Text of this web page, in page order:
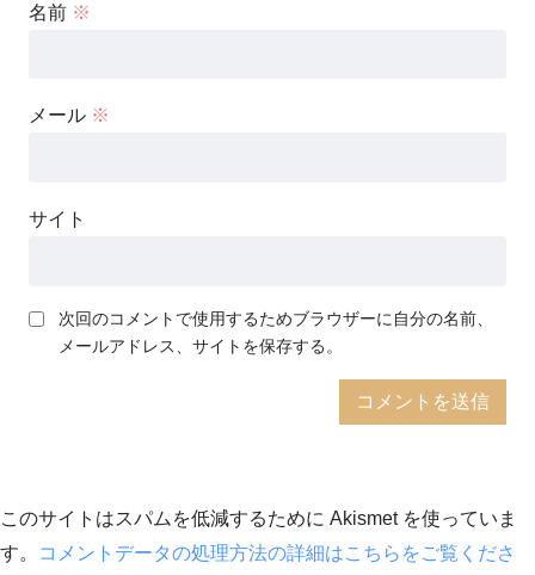
名前 ※
メール ※
サイト
次回のコメントで使用するためブラウザーに自分の名前、
メールアドレス、サイトを保存する。
このサイトはスパムを低減するために Akismet を使っていま
す。
コメントデータの処理方法の詳細はこちらをご覧くださ